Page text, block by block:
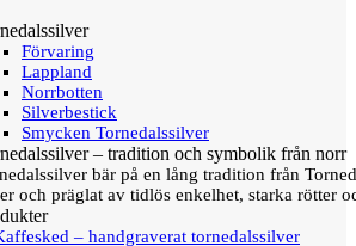
Förvaring
Lappland
Norrbotten
Silverbestick
Smycken Tornedalssilver
– tradition och symbolik från norr
bär på en lång tradition från
och präglat av tidlös enkelhet, starka rötter